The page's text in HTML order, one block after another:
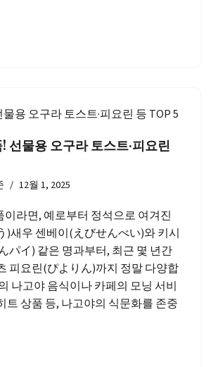
선물용 오구라 토스트·피요린
12월 1, 2025
이라면, 예로부터 정석으로 여겨진
)새우 센베이(えびせんべい)와 키시
パイ) 같은 명과부터, 최근 몇 년간
피요린(ぴよりん)까지 정말 다양합
나고야 음식이나 카페의 모닝 서비
트 상품 등, 나고야의 식문화를 존중